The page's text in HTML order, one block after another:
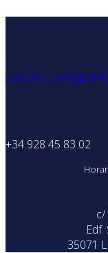
+34 928 45 83 02
c/
35071